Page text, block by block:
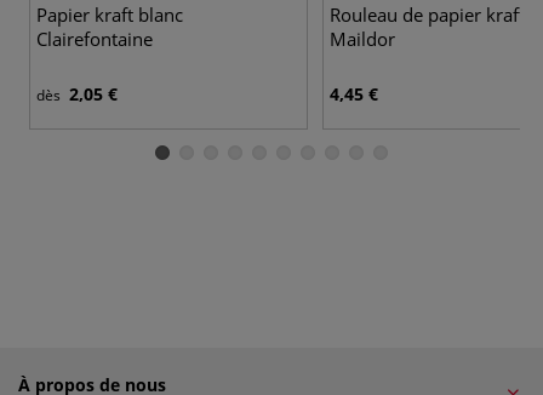
Papier kraft blanc
Clairefontaine
dès 2,05 €
Rouleau de papier kraft
Maildor
4,45 €
À propos de nous